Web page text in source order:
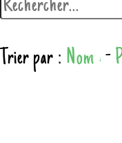
Trier par : Nom -